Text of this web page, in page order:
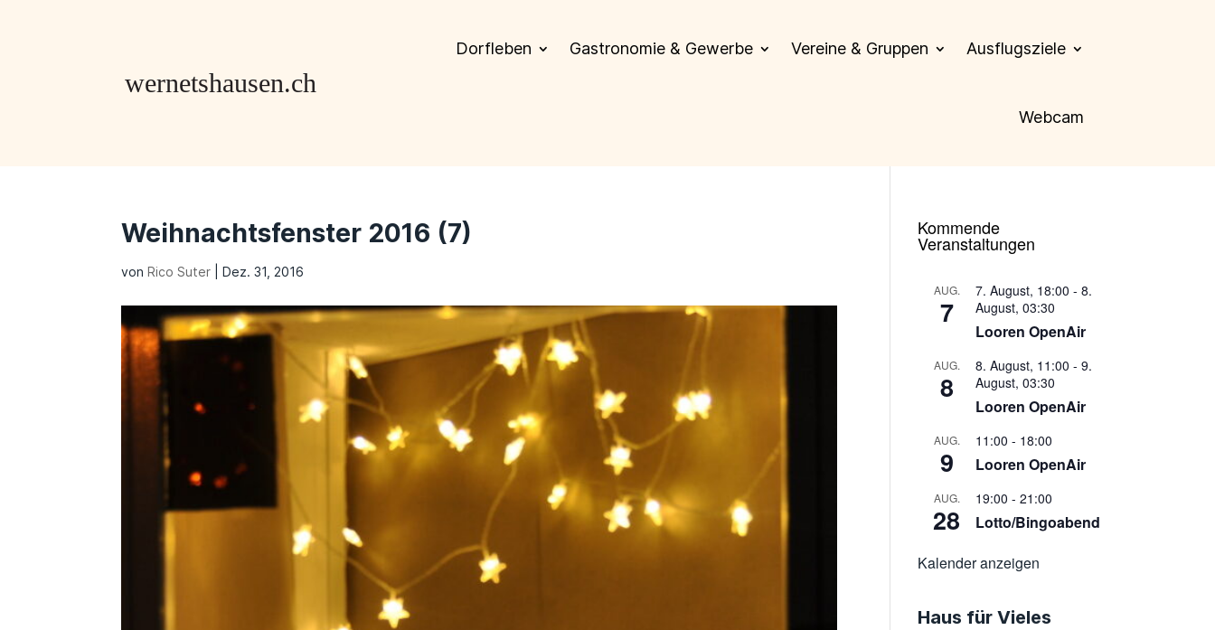
Dorfleben Gastronomie & Gewerbe Vereine & Gruppen Ausflugsziele
Webcam
Weihnachtsfenster 2016 (7)
vonRico Suter |Dez. 31, 2016
Kommende
Veranstaltungen
AUG.
7
7. August, 18:00 -8.
August, 03:30
Looren OpenAir
AUG.
8
8. August, 11:00 -9.
August, 03:30
Looren OpenAir
AUG.
9
11:00 - 18:00
Looren OpenAir
AUG.
28
19:00 -21:00
Lotto/Bingoabend
Kalender anzeigen
Haus für Vieles